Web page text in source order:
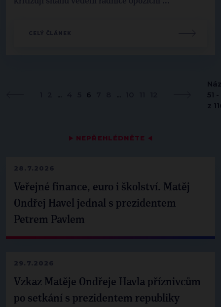
▶ NEPŘEHLÉDNĚTE ◀
28.7.2026
Veřejné finance, euro i školství. Matěj
Ondřej Havel jednal s prezidentem
Petrem Pavlem
29.7.2026
Vzkaz Matěje Ondřeje Havla příznivcům
po setkání s prezidentem republiky
CELÝ ČLÁNEK
... 6 ...
51
z